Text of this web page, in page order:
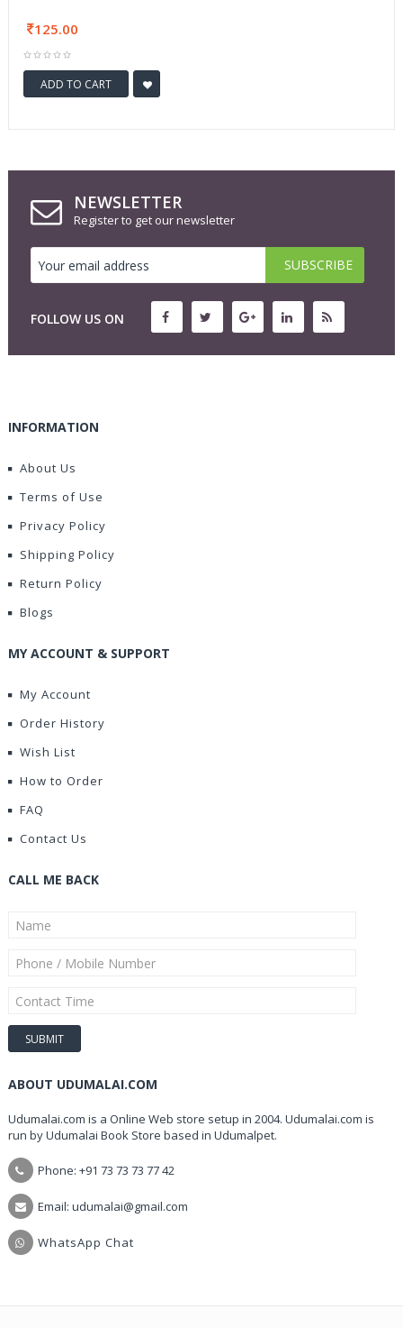
125.00
ADD TO CART
NEWSLETTER
Register to get our newsletter
FOLLOW US ON
INFORMATION
About Us
Terms of Use
Privacy Policy
Shipping Policy
Return Policy
Blogs
MY ACCOUNT & SUPPORT
My Account
Order History
Wish List
How to Order
FAQ
Contact Us
CALL ME BACK
ABOUT UDUMALAI.COM
Udumalai.com is a Online Web store setup in 2004. Udumalai.com is
run by Udumalai Book Store based in Udumalpet.
Phone: +91 73 73 73 77 42
Email: udumalai@gmail.com
WhatsApp Chat